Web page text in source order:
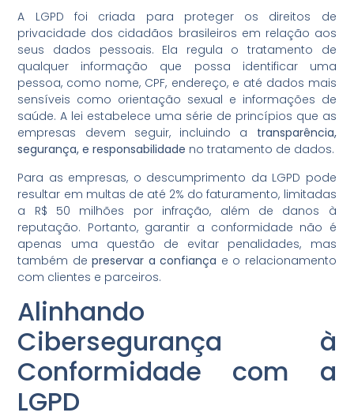
A LGPD foi criada para proteger os direitos de
privacidade dos cidadãos brasileiros em relação aos
seus dados pessoais. Ela regula o tratamento de
qualquer informação que possa identificar uma
pessoa, como nome, CPF, endereço, e até dados mais
sensíveis como orientação sexual e informações de
saúde. A lei estabelece uma série de princípios que as
empresas devem seguir, incluindo a transparência,
segurança, e responsabilidade no tratamento de dados.
Para as empresas, o descumprimento da LGPD pode
resultar em multas de até 2% do faturamento, limitadas
a R$ 50 milhões por infração, além de danos à
reputação. Portanto, garantir a conformidade não é
apenas uma questão de evitar penalidades, mas
também depreservar a confiança e o relacionamento
com clientes e parceiros.
Alinhando
Cibersegurança à
Conformidade com a
LGPD